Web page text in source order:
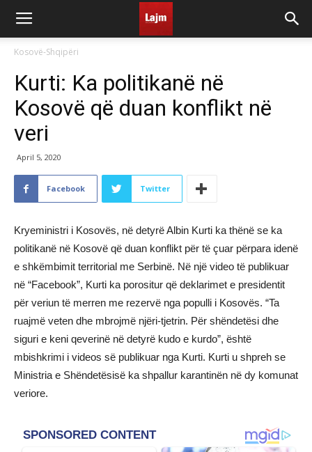
Kosovë-Shqipëri
Kurti: Ka politikanë në
Kosovë që duan konflikt në
veri
April 5, 2020
Facebook Twitter
Kryeministri i Kosovës, në detyrë Albin Kurti ka thënë se ka
politikanë në Kosovë që duan konflikt për të çuar përpara idenë
e shkëmbimit territorial me Serbinë. Në një video të publikuar
në “Facebook”, Kurti ka porositur që deklarimet e presidentit
për veriun të merren me rezervë nga populli i Kosovës. “Ta
ruajmë veten dhe mbrojmë njëri-tjetrin. Për shëndetësi dhe
siguri e keni qeverinë në detyrë kudo e kurdo”, është
mbishkrimi i videos së publikuar nga Kurti. Kurti u shpreh se
Ministria e Shëndetësisë ka shpallur karantinën në dy komunat
veriore.